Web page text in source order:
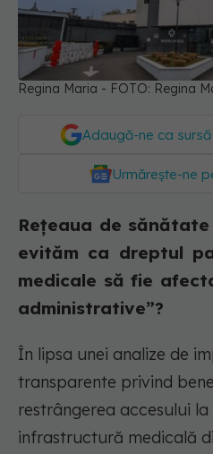
Regina Maria - FOTO: Regina
Adaugă-ne ca
Urmărește-ne
Rețeaua de sănătate
evităm ca dreptul
medicale să fie
administrative”?
În lipsa unei analize de
transparente privind
restrângerea accesului
infrastructură medicală